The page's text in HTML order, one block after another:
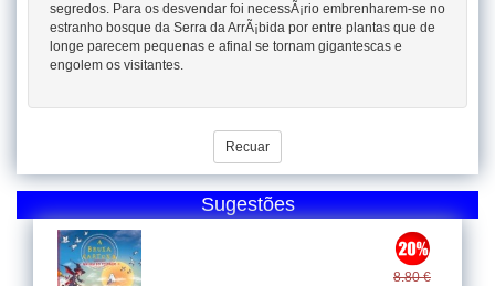
segredos. Para os desvendar foi necessÃ¡rio embrenharem-se no
estranho bosque da Serra da ArrÃ¡bida por entre plantas que de
longe parecem pequenas e afinal se tornam gigantescas e
engolem os visitantes.
Recuar
Sugestões
8.80 €